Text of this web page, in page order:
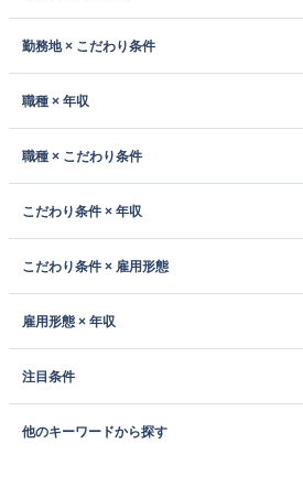
勤務地 × こだわり条件
職種 × 年収
職種 × こだわり条件
こだわり条件 × 年収
こだわり条件 × 雇用形態
雇用形態 × 年収
注目条件
他のキーワードから探す